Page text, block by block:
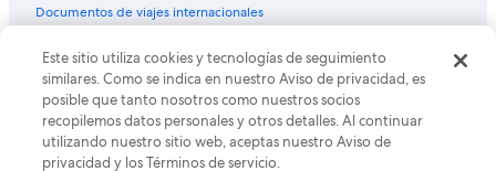
Hoteles cerca de viñedos en Punta Cana
Hoteles con vista al mar en Punta Cana
Hoteles con vista en Punta Cana
Hoteles en la naturaleza en Punta Cana
Hoteles gay friendly en Punta Cana
Documentos de viajes internacionales
© 2026 Expedia, Inc., una empresa de Expedia Group. Todos los
derechos reservados. Expedia y el logo de Expedia son marcas
registradas o marcas comerciales de Expedia, Inc. CST# 2029030-50.
Este sitio utiliza cookies y tecnologías de seguimiento
similares. Como se indica en nuestro Aviso de privacidad, es
posible que tanto nosotros como nuestros socios
recopilemos datos personales y otros detalles. Al continuar
utilizando nuestro sitio web, aceptas nuestro Aviso de
privacidad y los Términos de servicio.